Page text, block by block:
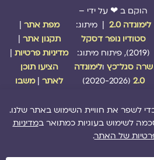
הוקם ב ❤ על ידי –
לימונדה 2.0
| מיתוג:
סטודיו נופר דסקל
שרה סגל־כץולימונדה
2.0
(2020-2026)
מפת אתר|
תקנון אתר|
מדיניות פרטיות|
הציעו תוכן
לאתר| משבו